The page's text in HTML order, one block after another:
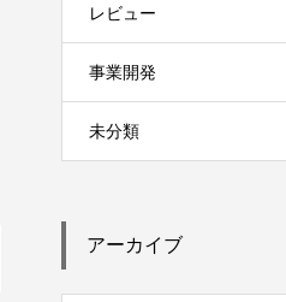
レビュー
事業開発
未分類
アーカイブ